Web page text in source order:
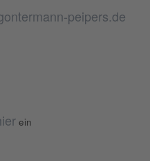
peipers.de
ein